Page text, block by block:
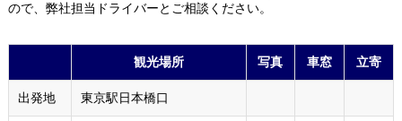
ので、弊社担当ドライバーとご相談ください。
観光場所 写真 車窓 立寄
出発地 東京駅日本橋口